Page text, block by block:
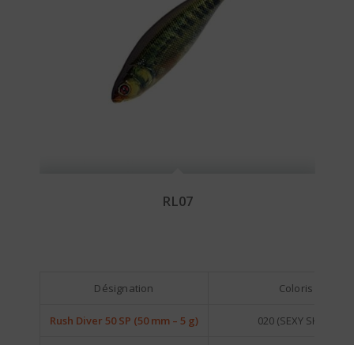
RL07
Désignation Coloris
Rush Diver 50 SP (50 mm – 5 g) 020 (SEXY SHAD)